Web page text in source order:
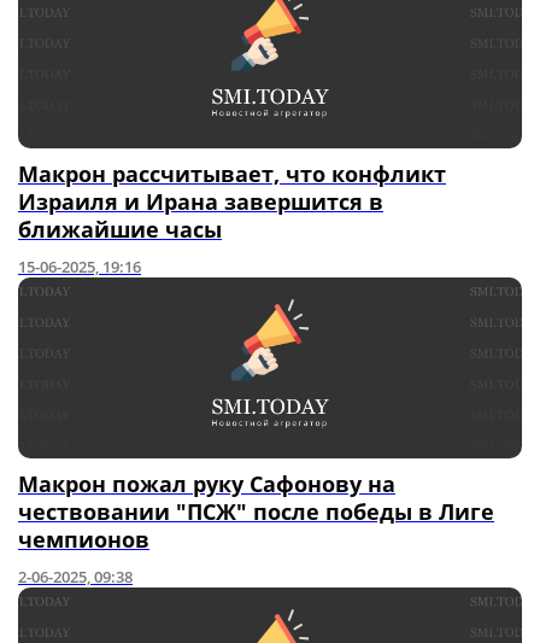
Макрон рассчитывает, что конфликт
Израиля и Ирана завершится в
ближайшие часы
15-06-2025, 19:16
Макрон пожал руку Сафонову на
чествовании "ПСЖ" после победы в Лиге
чемпионов
2-06-2025, 09:38